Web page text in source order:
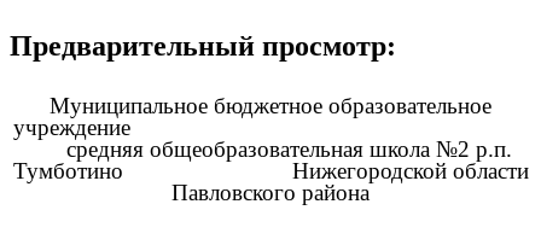
Предварительный просмотр:
Муниципальное бюджетное образовательное
учреждение
средняя общеобразовательная школа №2 р.п.
Тумботино Нижегородской области
Павловского района